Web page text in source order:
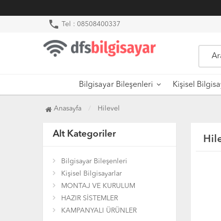
phone Tel : 08508400337
Bilgisayar Bileşenleri Kişisel
Anasayfa Hilevel
Alt Kategoriler
Bilgisayar Bileşenleri
Kişisel Bilgisayarlar
MONTAJ VE KURULUM
HAZIR SİSTEMLER
KAMPANYALI ÜRÜNLER